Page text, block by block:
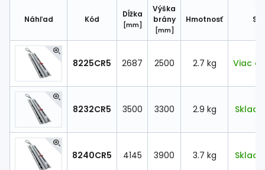
Náhľad Kód
Dĺžka
[mm]
Výška
brány
[mm]
Hmotnosť
8225CR5 2687 2500 2.7 kg Viac
8232CR5 3500 3300 2.9 kg
8240CR5 4145 3900 3.7 kg